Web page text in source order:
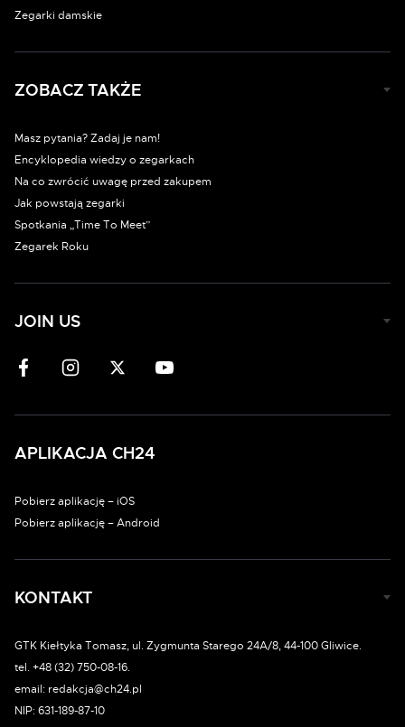
Zegarki damskie
ZOBACZ TAKŻE
Masz pytania? Zadaj je nam!
Encyklopedia wiedzy o zegarkach
Na co zwrócić uwagę przed zakupem
Jak powstają zegarki
Spotkania „Time To Meet”
Zegarek Roku
JOIN US
APLIKACJA CH24
Pobierz aplikację – iOS
Pobierz aplikację – Android
KONTAKT
GTK Kiełtyka Tomasz, ul. Zygmunta Starego 24A/8, 44-100 Gliwice.
tel. +48 (32) 750-08-16.
email: redakcja@ch24.pl
NIP: 631-189-87-10